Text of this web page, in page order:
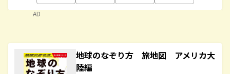
AD
地球のなぞり方 旅地図 アメリカ大
陸編